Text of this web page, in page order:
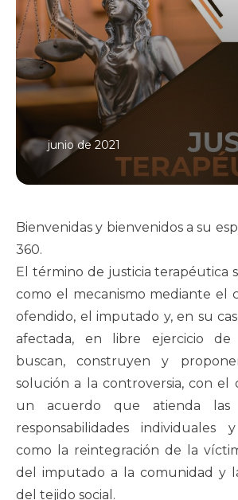
junio de 2021
Bienvenidas y bienvenidos a su
360.
El término de justicia terapéutica
como el mecanismo mediante el
ofendido, el imputado y, en su
afectada, en libre ejercicio de
buscan, construyen y
solución a la controversia, con el
un acuerdo que atienda las
responsabilidades individuales
como la reintegración de la
del imputado a la comunidad y
del tejido social.